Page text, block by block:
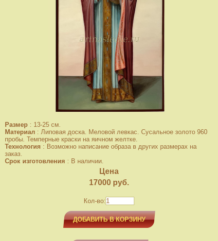
Размер : 13-25 см.
Материал : Липовая доска. Меловой левкас. Сусальное золото 960
пробы. Темперные краски на яичном желтке.
Технология : Возможно написание образа в других размерах на
заказ.
Срок изготовления : В наличии.
Цена
17000 руб.
Кол-во:
ДОБАВИТЬ В КОРЗИНУ